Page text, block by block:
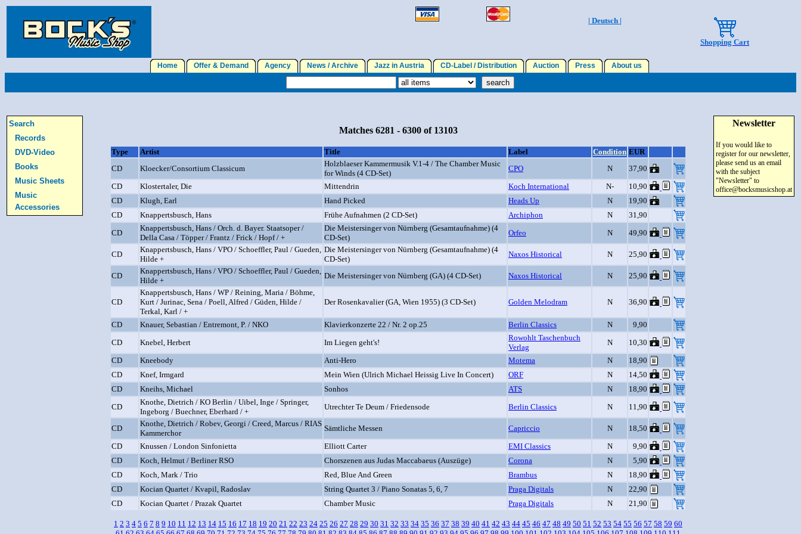
| Deutsch |
Shopping Cart
Home Offer & Demand Agency News / Archive Jazz in Austria CD-Label / Distribution Auction Press About us
Search
Records
DVD-Video
Books
Music Sheets
Music
Accessories
Matches 6281 - 6300 of 13103
Type Artist Title Label Condition EUR
CD
Kloecker/Consortium Classicum
Holzblaeser Kammermusik V.1-4 / The Chamber Music
for Winds (4 CD-Set)
CPO N
37,90
CD
Klostertaler, Die Mittendrin Koch International N-
10,90
CD
Klugh, Earl Hand Picked Heads Up N
19,90
CD
Knappertsbusch, Hans Frühe Aufnahmen (2 CD-Set) Archiphon N
31,90
CD
Knappertsbusch, Hans / Orch. d. Bayer. Staatsoper /
Della Casa / Töpper / Frantz / Frick / Hopf / +
Die Meistersinger von Nürnberg (Gesamtaufnahme) (4
CD-Set)
Orfeo N 49,90
CD
Knappertsbusch, Hans / VPO / Schoeffler, Paul / Gueden,
Hilde +
Die Meistersinger von Nürnberg (Gesamtaufnahme) (4
CD-Set)
Naxos Historical N 25,90
CD
Knappertsbusch, Hans / VPO / Schoeffler, Paul / Gueden,
Hilde +
Die Meistersinger von Nürnberg (GA) (4 CD-Set) Naxos Historical N 25,90
CD
Knappertsbusch, Hans / WP / Reining, Maria / Böhme,
Kurt / Jurinac, Sena / Poell, Alfred / Güden, Hilde /
Terkal, Karl / +
Der Rosenkavalier (GA, Wien 1955) (3 CD-Set) Golden Melodram N 36,90
CD Knauer, Sebastian / Entremont, P. / NKO Klavierkonzerte 22 / Nr. 2 op.25 Berlin Classics N
9,90
CD
Knebel, Herbert Im Liegen geht's!
Rowohlt Taschenbuch
Verlag
N
10,30
CD
Kneebody Anti-Hero Motema N
18,90
CD
Knef, Irmgard Mein Wien (Ulrich Michael Heissig Live In Concert) ORF N
14,50
CD
Kneihs, Michael Sonhos ATS N
18,90
CD
Knothe, Dietrich / KO Berlin / Uibel, Inge / Springer,
Ingeborg / Buechner, Eberhard / +
Utrechter Te Deum / Friedensode Berlin Classics N 11,90
CD
Knothe, Dietrich / Robev, Georgi / Creed, Marcus / RIAS
Kammerchor
Sämtliche Messen Capriccio N
18,50
CD
Knussen / London Sinfonietta Elliott Carter EMI Classics N
9,90
CD
Koch, Helmut / Berliner RSO Chorszenen aus Judas Maccabaeus (Auszüge) Corona N
5,90
CD
Koch, Mark / Trio Red, Blue And Green Brambus N
18,90
CD
Kocian Quartet / Kvapil, Radoslav String Quartet 3 / Piano Sonatas 5, 6, 7 Praga Digitals N
22,90
CD
Kocian Quartet / Prazak Quartet Chamber Music Praga Digitals N 21,90
1 2 3 4 5 6 7 8 9 10 11 12 13 14 15 16 17 18 19 20 21 22 23 24 25 26 27 28 29 30 31 32 33 34 35 36 37 38 39 40 41 42 43 44 45 46 47 48 49 50 51 52 53 54 55 56 57 58 59 60
Newsletter
If you would like to
register for our newsletter,
please send us an email
with the subject
"Newsletter" to
office@bocksmusicshop.at